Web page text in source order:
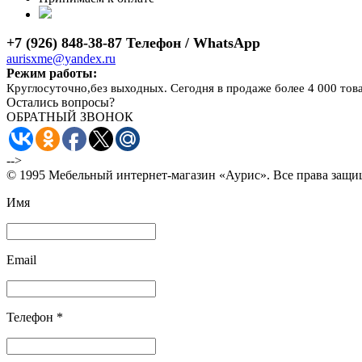
+7 (926) 848-38-87 Телефон / WhatsApp
aurisxme@yandex.ru
Режим работы:
Круглосуточно,без выходных. Сегодня в продаже более 4 000
Остались вопросы?
ОБРАТНЫЙ ЗВОНОК
-->
© 1995 Мебельный интернет-магазин «Аурис». Все права
Имя
Email
Телефон *